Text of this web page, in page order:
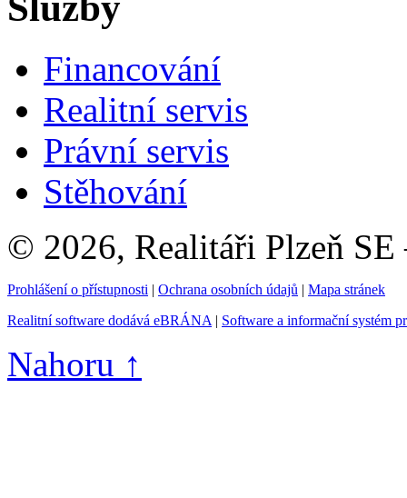
Financování
Realitní servis
Právní servis
Stěhování
© 2026, Realitáři Plzeň SE
Prohlášení o přístupnosti | Ochrana osobních údajů | Mapa stránek
Realitní software dodává eBRÁNA | Software a informační systém
Nahoru ↑